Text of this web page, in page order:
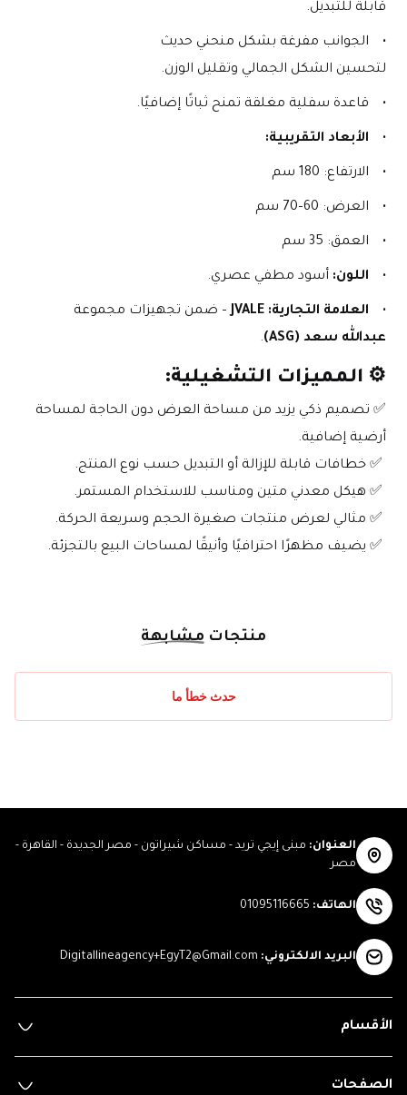
قابلة للتبديل.
لتحسين الشكل الجمالي وتقليل الوزن.
قاعدة سفلية مغلقة تمنح ثباتًا إضافيًا.
الأبعاد التقريبية:
الارتفاع: 180 سم
العرض: 60–70 سم
العمق: 35 سم
اللون: أسود مطفي عصري.
العلامة التجارية: JVALE – ضمن تجهيزات مجموعة
عبدالله سعد (ASG)
.
⚙️ المميزات التشغيلية:
أرضية إضافية.
منتجات مشابهة
حدث خطأ ما
العنوان: مبنى إيجي تريد - مساكن شيراتون - مصر الجديدة - القاهرة -
مصر
الهاتف:
01095116665
البريد الالكتروني:
Digitallineagency+EgyT2@Gmail.com
الأقسام
الصفحات